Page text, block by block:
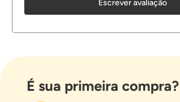
Escrever avaliação
É sua primeira compra?